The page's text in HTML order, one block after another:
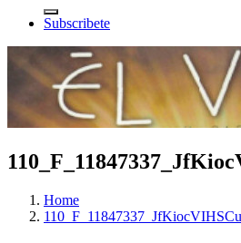
Subscribete
Home